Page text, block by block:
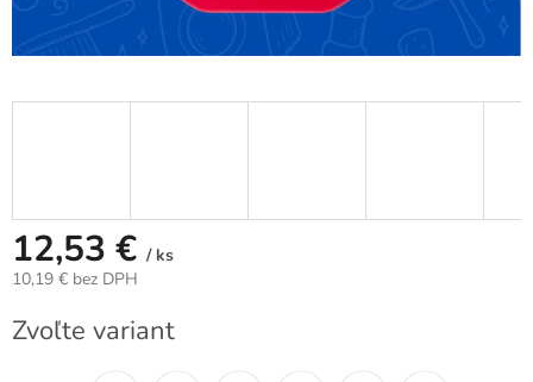
12,53 € / ks
10,19 € bez DPH
cena:
Zvoľte variant